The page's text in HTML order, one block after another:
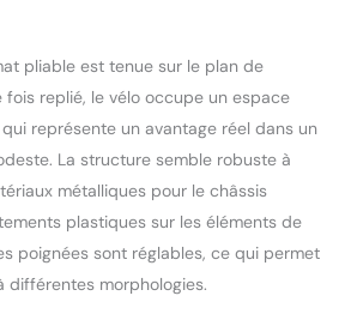
pliable est tenue sur le plan de
fois replié, le vélo occupe un espace
représente un avantage réel dans un
La structure semble robuste à
métalliques pour le châssis
plastiques sur les éléments de
poignées sont réglables, ce qui permet
différentes morphologies.